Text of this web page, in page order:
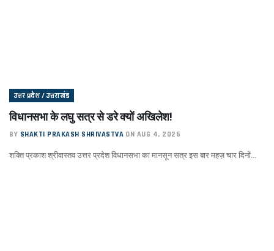
उत्तर प्रदेश / उत्तराखंड
विधानसभा के लघु सत्र से डरे क्यों अखिलेश!
BY SHAKTI PRAKASH SHRIVASTVA ON AUG 4, 2026
शक्ति प्रकाश श्रीवास्तव उत्तर प्रदेश विधानसभा का मानसून सत्र इस बार महज़ चार दिनों...